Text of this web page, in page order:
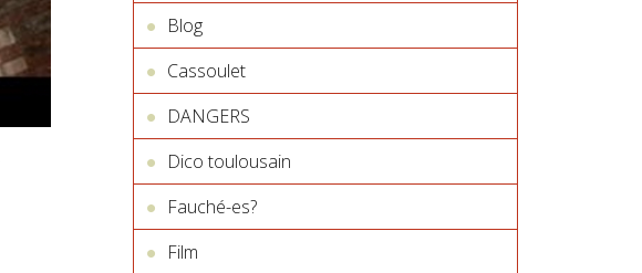
Blog
Cassoulet
DANGERS
Dico toulousain
Fauché-es?
Film